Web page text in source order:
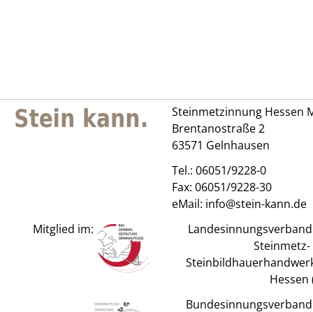
Steinmetzinnung Hessen
Brentanostraße 2
63571 Gelnhausen
Tel.:06051/9228-0
Fax: 06051/9228-30
eMail: info@stein-kann.de
Mitglied im:
Hessen